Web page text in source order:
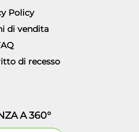
Policy
di vendita
di recesso
A 360°